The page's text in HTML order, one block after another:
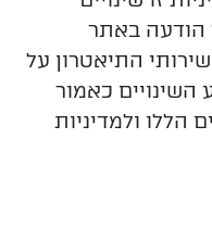
הודעה באתר
התיאטרון על
השינויים כאמור
הללו ולמדיניות